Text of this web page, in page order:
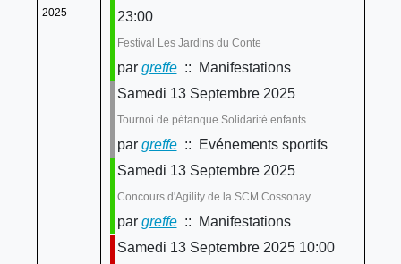
2025
23:00
Festival Les Jardins du Conte
par greffe:: Manifestations
Samedi 13 Septembre 2025
Tournoi de pétanque Solidarité enfants
par greffe:: Evénements sportifs
Samedi 13 Septembre 2025
Concours d'Agility de la SCM Cossonay
par greffe:: Manifestations
Samedi 13 Septembre 2025 10:00